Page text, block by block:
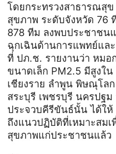
โดยกระทรวงสาธารณสุ
สุขภาพ ระดับจังหวัด 76
878 ทีม ลงพบประชาชน
ฉุกเฉินด้านการแพทย์แ
ที่ ปภ.ช. รายงานว่า หมอ
ขนาดเล็ก PM2.5 มีสูงใ
เชียงราย ลำพูน พิษณุโล
สระบุรี เพชรบุรี นครปฐ
ประจวบคีรีขันธ์นั้น ได้ใ
ถึงแนวปฏิบัติที่เหมาะสม
สุขภาพแก่ประชาชนแล้ว